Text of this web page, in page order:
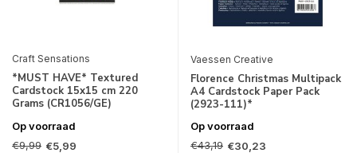
Craft Sensations
*MUST HAVE* Textured
Cardstock 15x15 cm 220
Grams (CR1056/GE)
Op voorraad
€9,99 €5,99
Vaessen Creative
Florence Christmas Multipack
A4 Cardstock Paper Pack
(2923-111)*
Op voorraad
€43,19 €30,23